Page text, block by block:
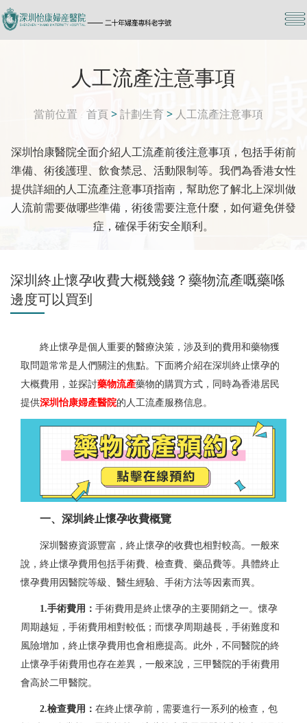
人工流產注意事項
當前位置 首頁 >計劃生育> 人工流產注意事項
深圳怡康醫院全面介紹人工流產前後注意事項，包括手術前
準備、術後護理、飲食禁忌、活動限制等。我們為香港女性
提供詳細的人工流產注意事項指南，幫助您了解北上深圳做
人流前需要做哪些準備，術後需要注意什麼，如何避免併發
症，確保手術安全順利。
深圳終止懷孕收費大概幾錢？藥物流產嘅藥喺
邊度可以買到
終止懷孕是個人重要的醫療決策，涉及到的費用和藥物獲
取問題常常是人們關注的焦點。下面將介紹在深圳終止懷孕的
大概費用，並探討藥物流產藥物的購買方式，同時為香港居民
提供深圳怡康婦產醫院的人工流產服務信息。
一、深圳終止懷孕收費概覽
深圳醫療資源豐富，終止懷孕的收費也相對較高。一般來
說，終止懷孕費用包括手術費、檢查費、藥品費等。具體終止
懷孕費用因醫院等級、醫生經驗、手術方法等因素而異。
1.手術費用： 手術費用是終止懷孕的主要開銷之一。懷孕
周期越短，手術費用相對較低；而懷孕周期越長，手術難度和
風險增加，終止懷孕費用也會相應提高。此外，不同醫院的終
止懷孕手術費用也存在差異，一般來說，三甲醫院的手術費用
會高於二甲醫院。
2.檢查費用： 在終止懷孕前，需要進行一系列的檢查，包